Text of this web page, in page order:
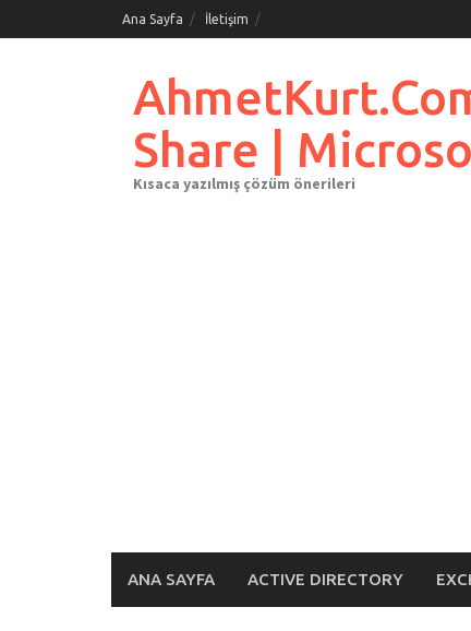
to
Ana Sayfa İletişim
Share |
Kısaca yazılmış çözüm önerileri
ANA SAYFA ACTIVE DIRECTORY